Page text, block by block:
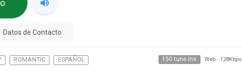
Datos de Contacto
ROMANTIC ESPAÑOL 150 tune ins Web - 128Kbps